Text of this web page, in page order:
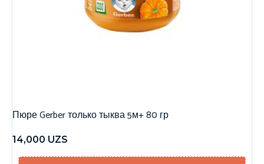
Пюре Gerber только тыква 5м+ 80 гр
14,000 UZS